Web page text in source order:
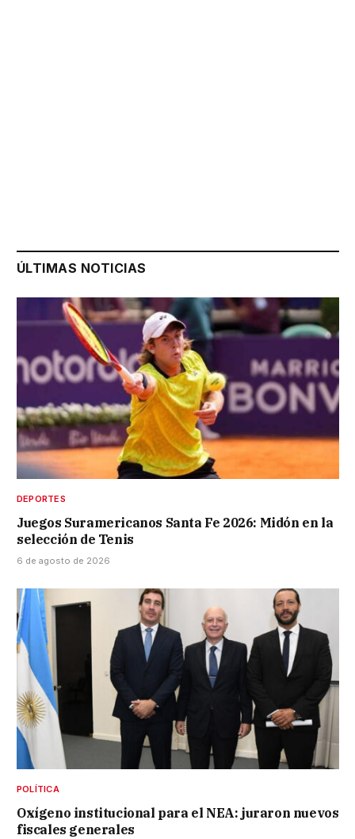
ÚLTIMAS NOTICIAS
DEPORTES
Juegos Suramericanos Santa Fe 2026: Midón en la
selección de Tenis
6 de agosto de 2026
POLÍTICA
Oxígeno institucional para el NEA: juraron nuevos
fiscales generales